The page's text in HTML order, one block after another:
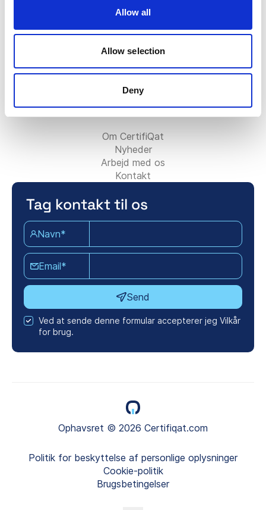
Allow all
Allow selection
Deny
Faktura/Regning
Kontakt supportteamet
For partnere:
Bliv konsulentpartner
Tilføj din konsulentvirksomhed
Kontakt partnerteamet
Om Certifiqat:
Om CertifiQat
Nyheder
Arbejd med os
Kontakt
Tag kontakt til os
Navn*
Email*
Send
Ved at sende denne formular accepterer jeg Vilkår
for brug.
Ophavsret © 2026 Certifiqat.com
Politik for beskyttelse af personlige oplysninger
Cookie-politik
Brugsbetingelser